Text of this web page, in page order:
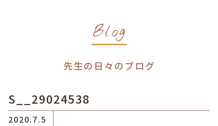
Blog
先生の日々のブログ
S__29024538
2020.7.5